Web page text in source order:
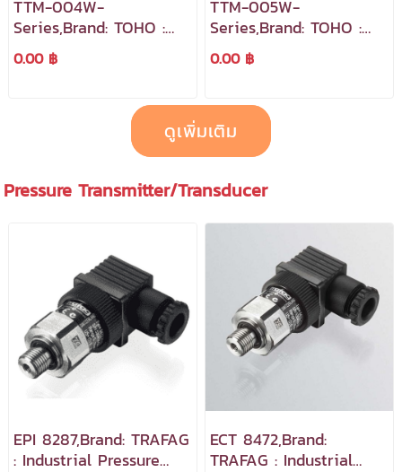
TTM-004W-
Series,Brand: TOHO :
Digital Temperature
Controller
0.00 ฿
TTM-005W-
Series,Brand: TOHO :
Digital Temperature
Controller
0.00 ฿
ดูเพิ่มเติม
Pressure Transmitter/Transducer
EPI 8287,Brand: TRAFAG
: Industrial Pressure
ECT 8472,Brand:
TRAFAG : Industrial